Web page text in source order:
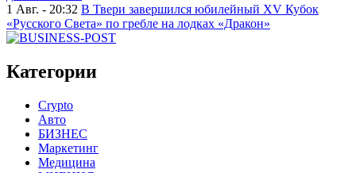
1 Авг. - 20:32 В Твери завершился юбилейный XV Кубок
«Русского Света» по гребле на лодках «Дракон»
Категории
Crypto
Авто
БИЗНЕС
Маркетинг
Медицина